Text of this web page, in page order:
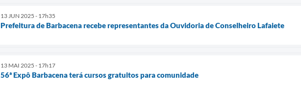
13 JUN 2025 - 17h35
Prefeitura de Barbacena recebe representantes da Ouvidoria de Conselheiro Lafaiete
13 MAI 2025 - 17h17
56ª Expô Barbacena terá cursos gratuitos para comunidade